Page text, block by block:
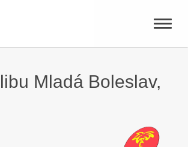
Toggle
Mladá Boleslav,